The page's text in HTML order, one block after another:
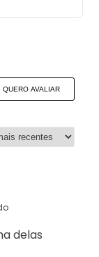
QUERO AVALIAR
delas